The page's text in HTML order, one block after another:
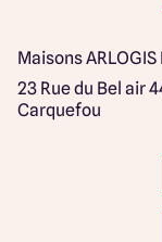
Maisons
23 Rue du Bel air
Carquefou